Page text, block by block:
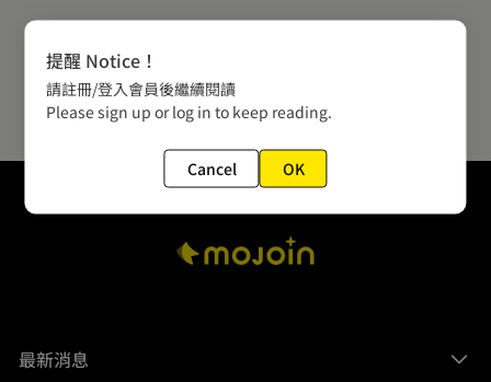
最新消息
提醒 Notice！
請註冊/登入會員後繼續閱讀
Please sign up or log in to keep reading.
Cancel OK